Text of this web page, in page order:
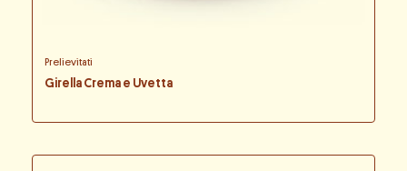
Prelievitati
Girella Crema e Uvetta